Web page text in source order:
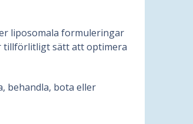
liposomala formuleringar
tillförlitligt sätt att optimera
behandla, bota eller